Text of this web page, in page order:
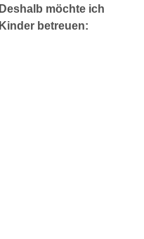
Deshalb möchte ich
Kinder betreuen: